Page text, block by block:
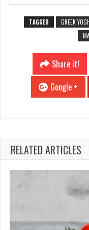
TAGGED GREEK
Share it!
Google +
RELATED ARTICLES